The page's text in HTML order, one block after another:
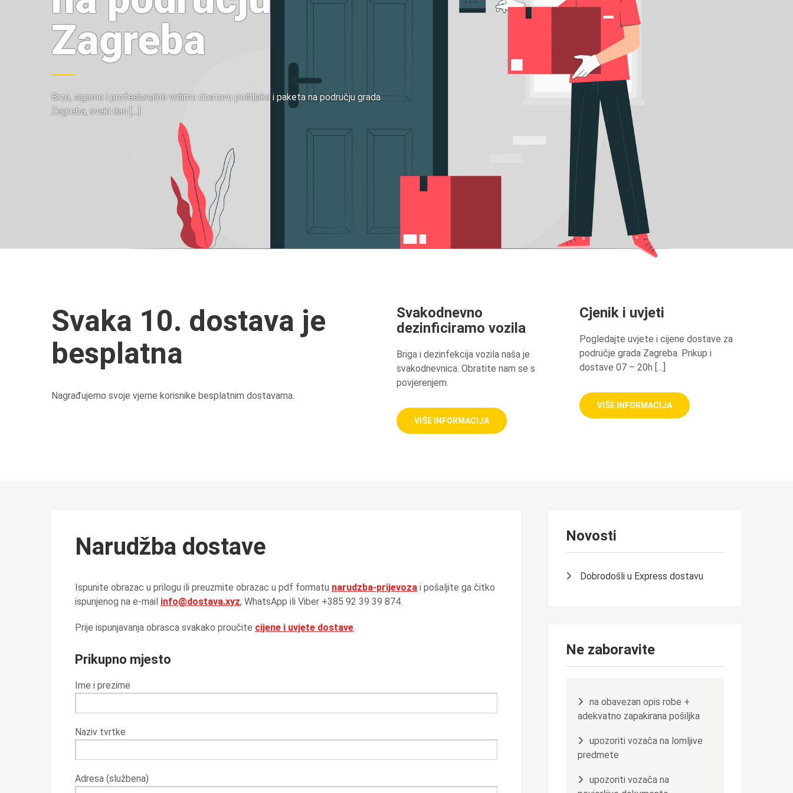
Zagreba
Brzo, sigurno i profesionalno vršimo dostavu pošiljaka i paketa na području grada
Zagreba, svaki dan […]
Svaka 10. dostava je
besplatna
Nagrađujemo svoje vjerne korisnike besplatnim dostavama.
Svakodnevno
dezinficiramo vozila
Briga i dezinfekcija vozila naša je
svakodnevnica. Obratite nam se s
povjerenjem.
VIŠE INFORMACIJA
Cjenik i uvjeti
Pogledajte uvjete i cijene dostave za
područje grada Zagreba. Prikup i
dostave 07 – 20h […]
VIŠE INFORMACIJA
Narudžba dostave
Ispunite obrazac u prilogu ili preuzmite obrazac u pdf formatu narudzba-prijevoza i pošaljite ga čitko
ispunjenog na e-mail info@dostava.xyz, WhatsApp ili Viber +385 92 39 39 874.
Prije ispunjavanja obrasca svakako proučite cijene i uvjete dostave.
Prikupno mjesto
Ime i prezime
Naziv tvrtke
Adresa (službena)
Novosti
Dobrodošli u Express dostavu
Ne zaboravite
na obavezan opis robe +
adekvatno zapakirana pošiljka
upozoriti vozača na lomljive
predmete
upozoriti vozača na